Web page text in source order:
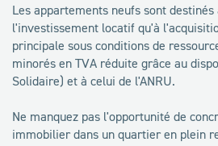
Les appartements neufs sont destinés
l'investissement locatif qu'à
principale sous conditions de
minorés en TVA réduite grâce au
Solidaire) et à celui de l'ANRU.
Ne manquez pas l'opportunité de
immobilier dans un quartier en plein